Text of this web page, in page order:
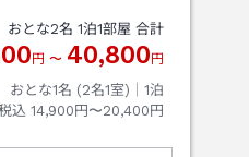
おとな2名 1泊1部屋 合計
円 〜 40,800 円
おとな1名 (2名1室)｜ 1泊
込 14,900円〜20,400円